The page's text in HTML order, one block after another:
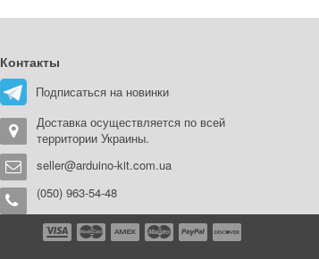
Контакты
Подписаться на новинки
Доставка осуществляется по всей
территории Украины.
seller@arduino-kit.com.ua
(050) 963-54-48